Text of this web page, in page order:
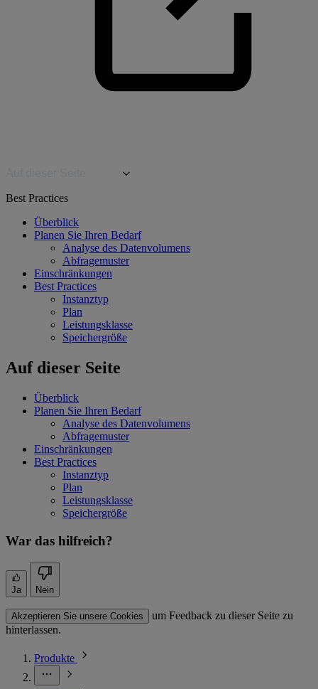
Best Practices
Überblick
Planen Sie Ihren Bedarf
Analyse des Datenvolumens
Abfragemuster
Einschränkungen
Best Practices
Instanztyp
Plan
Leistungsklasse
Speichergröße
Auf dieser Seite
Überblick
Planen Sie Ihren Bedarf
Analyse des Datenvolumens
Abfragemuster
Einschränkungen
Best Practices
Instanztyp
Plan
Leistungsklasse
Speichergröße
War das hilfreich?
Ja Nein
Akzeptieren Sie unsere Cookies
um Feedback zu dieser Seite zu
hinterlassen.
Produkte